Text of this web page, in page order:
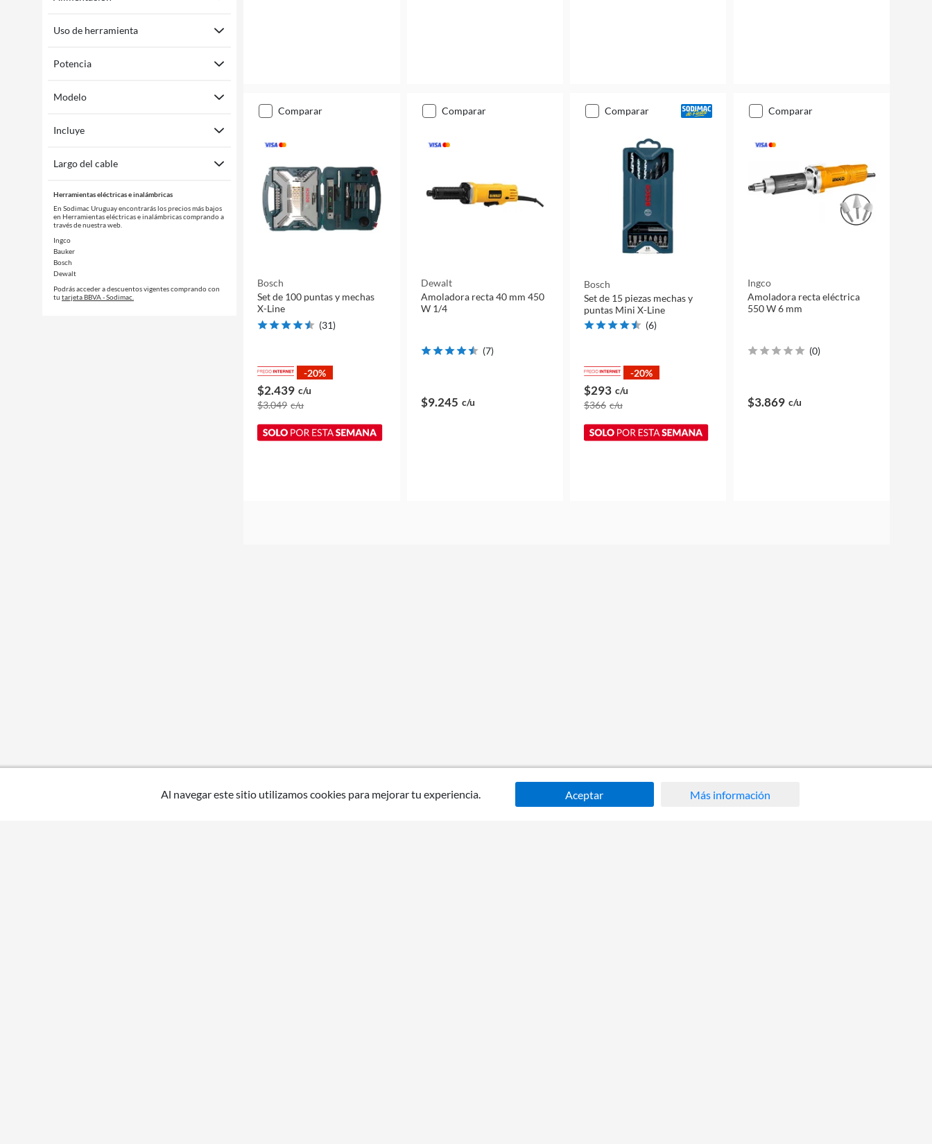
Uso de herramienta
Potencia
Modelo
Incluye
Largo del cable
Herramientas eléctricas e inalámbricas
En Sodimac Uruguay encontrarás los precios más bajos
en Herramientas eléctricas e inalámbricas comprando a
través de nuestra web.
Ingco
Bauker
Bosch
Dewalt
Podrás acceder a descuentos vigentes comprando con
tu tarjeta BBVA - Sodimac.
comparar
Bosch
Set de 100 puntas y mechas
X-Line
(31)
-20%
$2.439 c/u
$3.049 c/u
comparar
Dewalt
Amoladora recta 40 mm 450
W 1/4
(7)
$9.245 c/u
comparar
Bosch
Set de 15 piezas mechas y
puntas Mini X-Line
(6)
-20%
$293 c/u
$366 c/u
comparar
Ingco
Amoladora recta eléctrica
550 W 6 mm
(0)
$3.869 c/u
Al navegar este sitio utilizamos cookies para mejorar tu experiencia. Aceptar Más información